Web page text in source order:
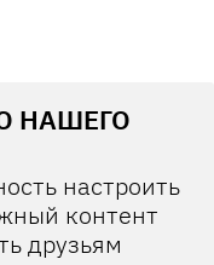
НАШЕГО
настроить
контент
друзьям